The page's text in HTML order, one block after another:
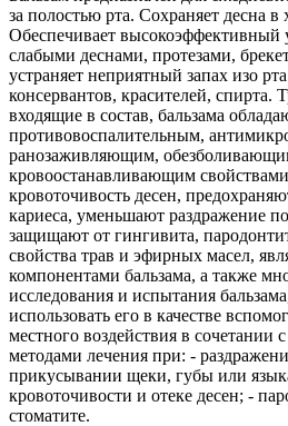
за полостью рта. Сохраняет десна
Обеспечивает высокоэффективный
слабыми деснами, протезами,
устраняет неприятный запах изо
консервантов, красителей, спирта.
входящие в состав, бальзама
противовоспалительным,
ранозаживляющим,
кровоостанавливающим
кровоточивость десен,
кариеса, уменьшают раздражение
защищают от гингивита,
свойства трав и эфирных масел,
компонентами бальзама, а также
исследования и испытания
использовать его в качестве
местного воздействия в сочетании
методами лечения при: -
прикусывании щеки, губы или
кровоточивости и отеке десен; -
стоматите.